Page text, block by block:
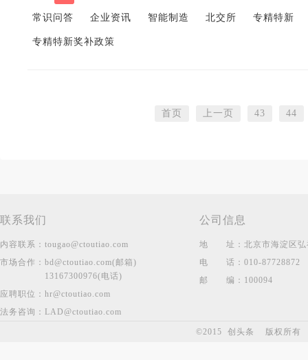
常识问答 企业资讯 智能制造 北交所 专精特新
专精特新奖补政策
首页 上一页 43 44
联系我们
内容联系： tougao@ctoutiao.com
市场合作： bd@ctoutiao.com(邮箱)
13167300976(电话)
应聘职位： hr@ctoutiao.com
法务咨询：
LAD@ctoutiao.com
公司信息
地 址： 北京市海淀区
电
话： 010-87728872
邮
编： 100094
©2015 创头条 版权所